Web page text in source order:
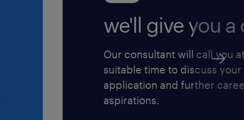
we'll give you a
Our consultant will call you
suitable time to discuss your
application and further
aspirations.